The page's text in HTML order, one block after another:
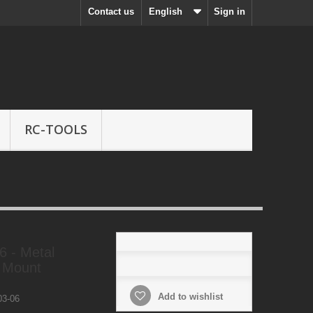
Sign in
English
Contact us
RC-TOOLS
06
Add to wishlist